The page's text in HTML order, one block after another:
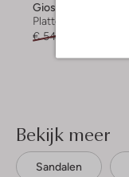
Gioseppo
Platte sandalen
€ 54,95
Bekijk meer
Sandalen